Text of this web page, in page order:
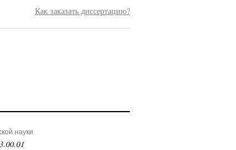
Как заказать диссертацию?
науки